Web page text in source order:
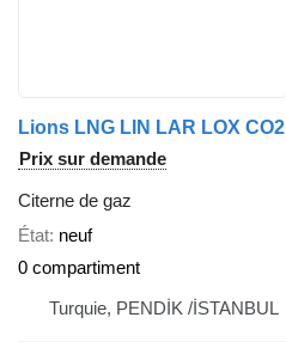
Lions LNG LIN LAR LOX CO2
Prix sur demande
Citerne de gaz
État neuf
0 compartiment
Turquie, PENDİK /İSTANBUL